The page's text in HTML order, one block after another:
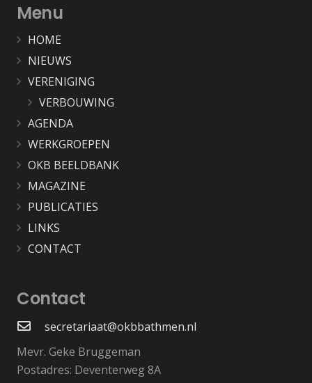
Menu
HOME
NIEUWS
VERENIGING
VERBOUWING
AGENDA
WERKGROEPEN
OKB BEELDBANK
MAGAZINE
PUBLICATIES
LINKS
CONTACT
Contact
secretariaat@okbbathmen.nl
Mevr. Geke Bruggeman
Postadres: Deventerweg 8A